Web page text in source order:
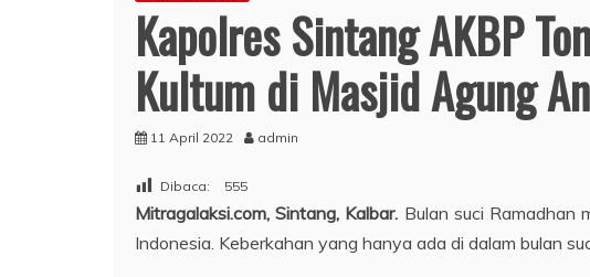
Kapolres Sintang AKBP
Kultum di Masjid Agung
11 April 2022 admin
Dibaca: 555
Mitragalaksi.com, Sintang, Kalbar. Bulan suci Ramadhan
Indonesia. Keberkahan yang hanya ada di dalam bulan